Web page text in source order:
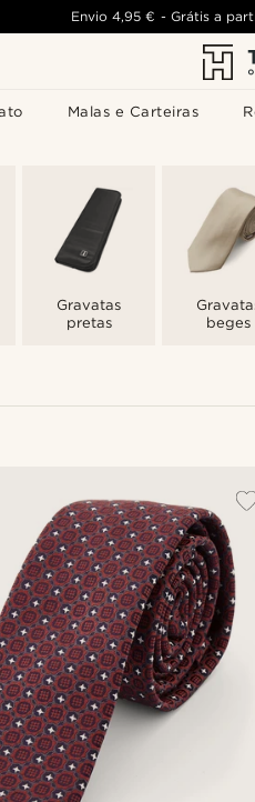
Malas e Carteiras
Envio 4,95 € - Grátis a
Gravatas
pretas
beges